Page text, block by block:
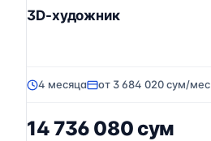
3D-художник
4 месяца от 3 684 020 сум/мес
14 736 080 сум